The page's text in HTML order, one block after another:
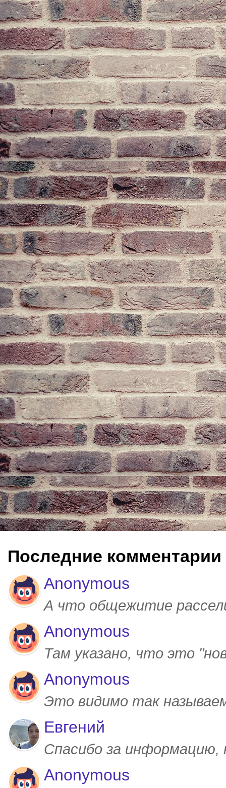
Последние комментарии
Anonymous
А что общежитие
Anonymous
Там указано, что это
Anonymous
Это видимо так
Евгений
Спасибо за
Anonymous